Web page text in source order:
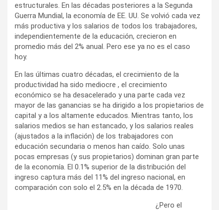
estructurales. En las décadas posteriores a la Segunda
Guerra Mundial, la economía de EE. UU. Se volvió cada vez
más productiva y los salarios de todos los trabajadores,
independientemente de la educación, crecieron en
promedio más del 2% anual. Pero ese ya no es el caso
hoy.
En las últimas cuatro décadas, el crecimiento de la
productividad ha sido mediocre , el crecimiento
económico se ha desacelerado y una parte cada vez
mayor de las ganancias se ha dirigido a los propietarios de
capital y a los altamente educados. Mientras tanto, los
salarios medios se han estancado, y los salarios reales
(ajustados a la inflación) de los trabajadores con
educación secundaria o menos han caído. Solo unas
pocas empresas (y sus propietarios) dominan gran parte
de la economía. El 0.1% superior de la distribución del
ingreso captura más del 11% del ingreso nacional, en
comparación con solo el 2.5% en la década de 1970.
¿Pero el